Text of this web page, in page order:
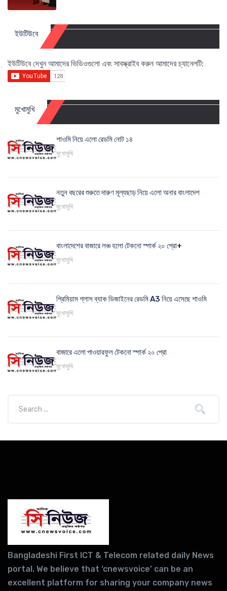
ইউটিউবে
ইউটিউবে দেখুন আমাদের ভিডিওগুলো এবং সাবস্ক্রাইব করুন আমাদের চ্যানেলটি:
মুখোমুখি
শাওমি নিয়ে এলো রেডমি নোট ১৪
মুখোমুখি
নতুন বছরের শুরুতে দারুণ মূল্যছাড় নিয়ে এলো অনার বাংলাদেশ
মুখোমুখি
বাংলাদেশের বাজারে লঞ্চ হলো টেকনো স্পার্ক ২০ প্রো+
মুখোমুখি
প্রিমিয়াম গ্লাস ব্যাক ডিজাইনের রেডমি A3 নিয়ে এসেছে শাওমি
মুখোমুখি
বাজারে এলো পাওয়ারফুল টেকনো স্পার্ক ২০ প্রো
মুখোমুখি
Bangladeshi First ICT & Telecom related daily News
portal. We believe that ‘cnewsvoice’ can be an
excellent platform for sharing your company news